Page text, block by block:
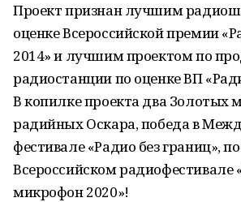
Проект признан лучшим
оценке Всероссийской премии
2014» и лучшим проектом по
радиостанции по оценке ВП
В копилке проекта два Золотых
радийных Оскара, победа в
фестивале «Радио без границ»,
Всероссийском радиофестивале
микрофон 2020»!